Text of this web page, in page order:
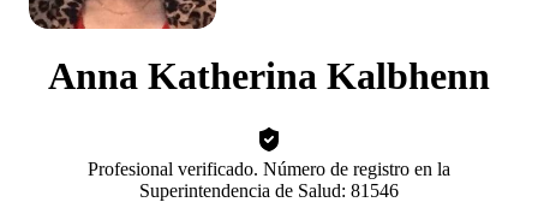
Anna Katherina Kalbhenn
Profesional verificado. Número de registro en la
Superintendencia de Salud: 81546